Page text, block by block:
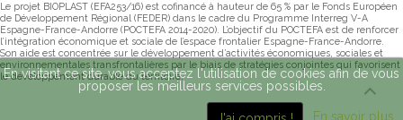
Le projet BIOPLAST (EFA253/16) est cofinancé à hauteur de 65 % par le Fonds Européen
de Développement Régional (FEDER) dans le cadre du Programme Interreg V-A
Espagne-France-Andorre (POCTEFA 2014-2020). L’objectif du POCTEFA est de renforcer
l’intégration économique et sociale de l’espace frontalier Espagne-France-Andorre.
Son aide est concentrée sur le développement d’activités économiques, sociales et
environnementales transfrontalières par le biais de stratégies conjointes qui favorisent
le développement durable du territoire.
En visitant ce site, vous acceptez l'utilisation de cookies afin de vous
proposer les meilleurs services possibles.
En savoir plus